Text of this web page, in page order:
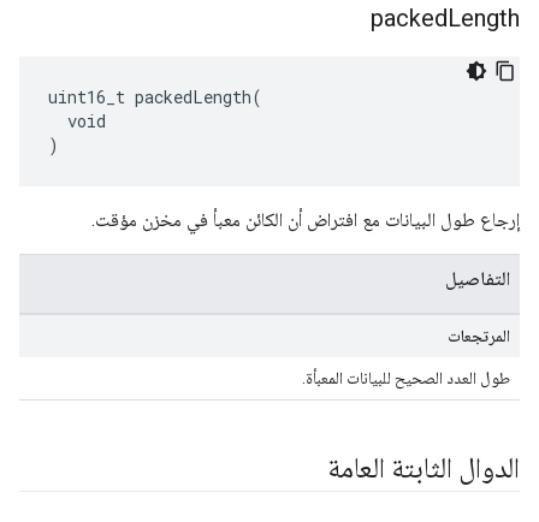
packedLength
uint16_t packedLength(
  void
)
إرجاع طول البيانات مع افتراض أن الكائن معبأ في مخزن مؤقت.
التفاصيل
المرتجعات
طول العدد الصحيح للبيانات المعبأة.
الدوال الثابتة العامة